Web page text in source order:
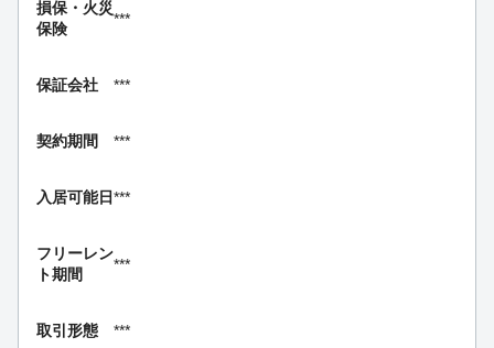
損保・ 火災
保険
***
保証会社 ***
契約期間 ***
入居可能日***
フリーレン
ト期間
***
取引形態 ***